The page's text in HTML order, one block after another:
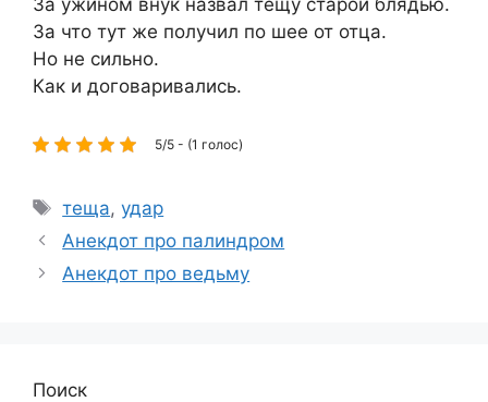
За что тут же получил по шее от отца.
Но не сильно.
Как и договаривались.
5/5 - (1 голос)
Метки
теща,удар
Анекдот про палиндром
Анекдот про ведьму
Поиск